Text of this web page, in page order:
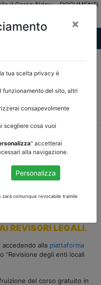
il Corso &ldqu... DOCUMENTI
NAZIONALE
LOCALI">
NORMATIVA
ARCONET
ENTI LOCALI
REVISORI LEGALI.
alla piattaforma
“Revisione degli enti locali
del corso gratuito in
×
tua scelta privacy è
del sito, altri
consapevolmente
scegliere cosa vuoi
" accetterai
alla navigazione.
Personalizza
comunque revocabile tramite